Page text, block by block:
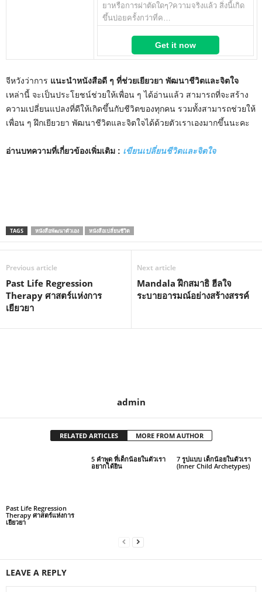
ยาหรือการผ่าตัดใดๆ?ความจริงแล้ว สิ่งนี้เกิด
ขึ้นบ่อยครั้งกว่าที่ค…
Get it now
จีหวังว่าการ แนะนำหนังสือดี ๆ ที่ช่วยเยียวยา พัฒนาชีวิตและจิตใจ
เหล่านี้ จะเป็นประโยชน์ช่วยให้เพื่อน ๆ ได้อ่านแล้ว สามารถที่จะสร้าง
ความเปลี่ยนแปลงที่ดีให้เกิดขึ้นกับชีวิตของทุกคน รวมทั้งสามารถช่วยให้
เพื่อน ๆ ฝึกเยียวยา พัฒนาชีวิตและจิตใจได้ด้วยตัวเราเองมากขึ้นนะคะ
อ่านบทความที่เกี่ยวข้องเพิ่มเติม : เขียนเปลี่ยนชีวิตและจิตใจ
TAGS หนังสือพัฒนาตัวเอง หนังสือเปลี่ยนชีวิต
Previous article
Past Life Regression
Therapy ศาสตร์แห่งการ
เยียวยา
Next article
Mandala ฝึกสมาธิ ฮีลใจ
ระบายอารมณ์อย่างสร้างสรรค์
admin
RELATED ARTICLES MORE FROM AUTHOR
Past Life Regression
Therapy ศาสตร์แห่งการ
เยียวยา
5 คำพูด ที่เด็กน้อยในตัวเรา
อยากได้ยิน
7 รูปแบบ เด็กน้อยในตัวเรา
(Inner Child Archetypes)
LEAVE A REPLY